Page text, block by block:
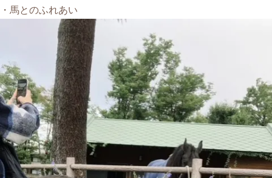
・馬とのふれあい